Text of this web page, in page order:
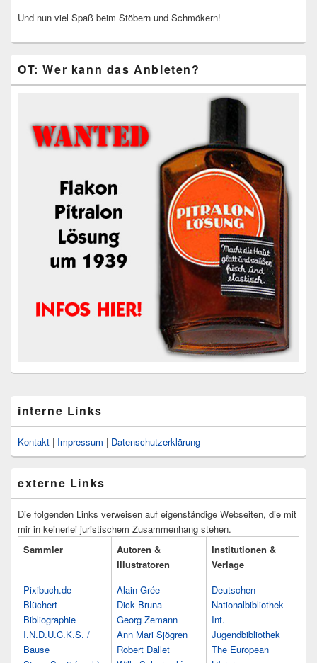
Und nun viel Spaß beim Stöbern und Schmökern!
OT: Wer kann das Anbieten?
interne Links
Kontakt | Impressum | Datenschutzerklärung
externe Links
Die folgenden Links verweisen auf eigenständige Webseiten, die mit
mir in keinerlei juristischem Zusammenhang stehen.
Sammler
Autoren &
Illustratoren
Institutionen &
Verlage
Pixibuch.de
Blüchert
Bibliographie
I.N.D.U.C.K.S. /
Bause
Alain Grée
Dick Bruna
Georg Zemann
Ann Mari Sjögren
Robert Dallet
Deutschen
Nationalbibliothek
Int.
Jugendbibliothek
The European